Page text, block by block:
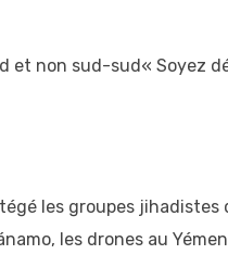
non sud-sud« Soyez
les groupes
les drones au